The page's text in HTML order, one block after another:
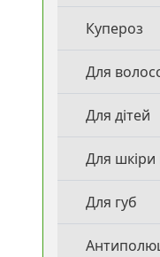
Купероз
Для
Для дітей
Для шкіри
Для губ